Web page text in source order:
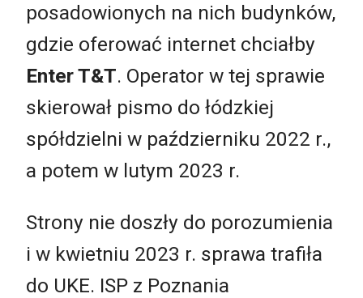
posadowionych na nich budynków,
gdzie oferować internet chciałby
Enter T&T. Operator w tej sprawie
skierował pismo do łódzkiej
spółdzielni w październiku 2022 r.,
a potem w lutym 2023 r.
Strony nie doszły do porozumienia
i w kwietniu 2023 r. sprawa trafiła
do UKE. ISP z Poznania